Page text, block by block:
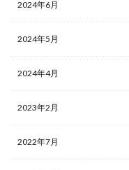
2024年6月
2024年5月
2024年4月
2023年2月
2022年7月